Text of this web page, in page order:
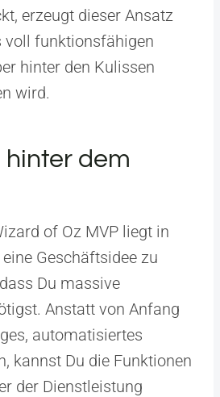
erzeugt dieser Ansatz
voll funktionsfähigen
hinter den Kulissen
wird.
hinter dem
of Oz MVP liegt in
Geschäftsidee zu
Du massive
Anstatt von Anfang
automatisiertes
kannst Du die Funktionen
der Dienstleistung